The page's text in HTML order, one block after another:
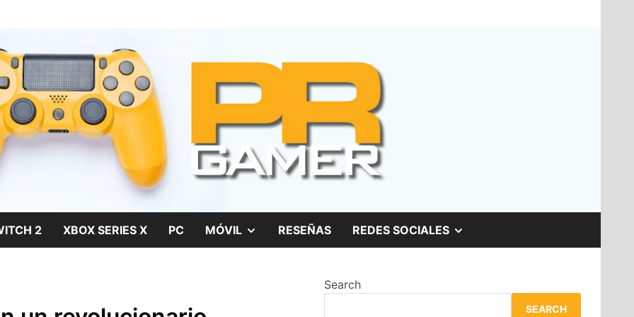
2 XBOX SERIES X PC MÓVIL SHOWRESEÑAS REDES SOCIALES
Search
SEARCH